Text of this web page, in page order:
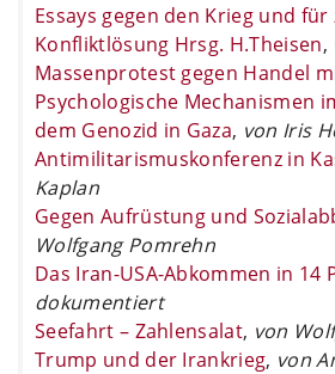
Essays gegen den Krieg und für
Konfliktlösung Hrsg. H.Theisen,
Massenprotest gegen Handel
Psychologische Mechanismen
dem Genozid in Gaza, von Iris
Antimilitarismuskonferenz in
Kaplan
Gegen Aufrüstung und
Wolfgang Pomrehn
Das Iran-USA-Abkommen in 14
dokumentiert
Seefahrt – Zahlensalat, von
Trump und der Irankrieg, von